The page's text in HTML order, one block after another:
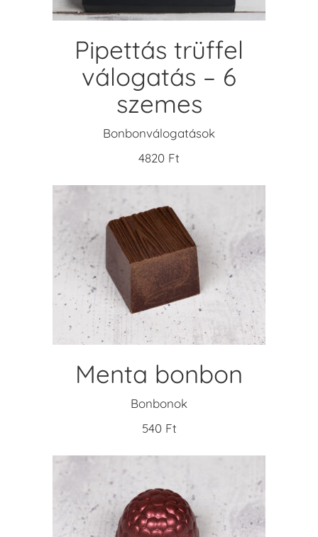
Pipettás trüffel
válogatás – 6
szemes
Bonbonválogatások
4820 Ft
KOSÁRBA TESZEM
Menta bonbon
Bonbonok
540 Ft